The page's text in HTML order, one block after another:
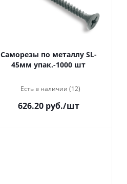
Саморезы по металлу SL-
45мм упак.-1000 шт
Есть в наличии (12)
626.20 руб./шт